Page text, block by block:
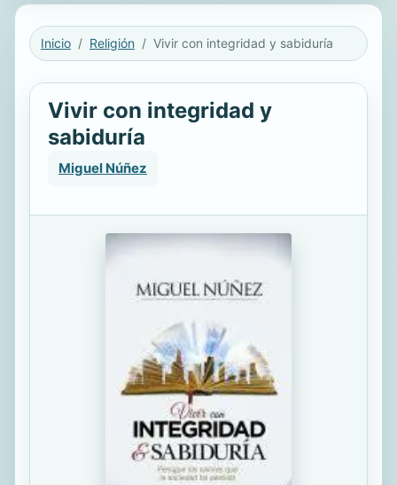
Inicio Religión Vivir con integridad y sabiduría
Vivir con integridad y
sabiduría
Miguel Núñez